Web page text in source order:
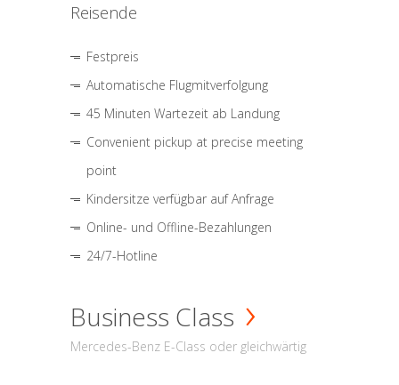
Reisende
Festpreis
Automatische Flugmitverfolgung
45 Minuten Wartezeit ab Landung
Convenient pickup at precise meeting
point
Kindersitze verfügbar auf Anfrage
Online- und Offline-Bezahlungen
24/7-Hotline
Business Class
Mercedes-Benz E-Class oder gleichwärtig